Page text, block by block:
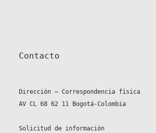
Contacto
Dirección – Correspondencia física
AV CL 68 62 11 Bogotá-Colombia
Solicitud de información